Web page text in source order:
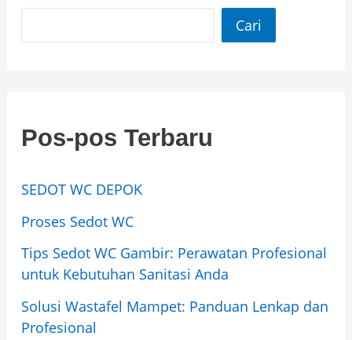
Cari
Pos-pos Terbaru
SEDOT WC DEPOK
Proses Sedot WC
Tips Sedot WC Gambir: Perawatan Profesional
untuk Kebutuhan Sanitasi Anda
Solusi Wastafel Mampet: Panduan Lenkap dan
Profesional